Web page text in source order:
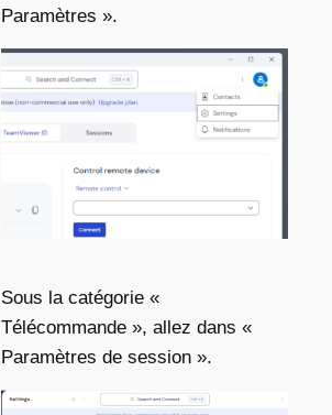
Paramètres ».
Sous la catégorie «
Télécommande », allez dans «
Paramètres de session ».